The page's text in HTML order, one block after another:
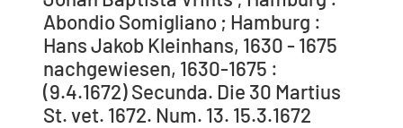
Abondio Somigliano ; Hamburg :
Hans Jakob Kleinhans, 1630 - 1675
nachgewiesen, 1630-1675 :
(9.4.1672) Secunda. Die 30 Martius
St. vet. 1672. Num. 13. 15.3.1672